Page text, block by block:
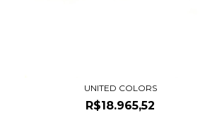
UNITED COLORS
R$18.965,52